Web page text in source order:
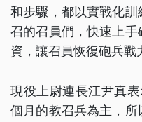
和步驟，都以實戰化
召的召員們，快速上
資，讓召員恢復砲兵戰
現役上尉連長江尹真
個月的教召兵為主，